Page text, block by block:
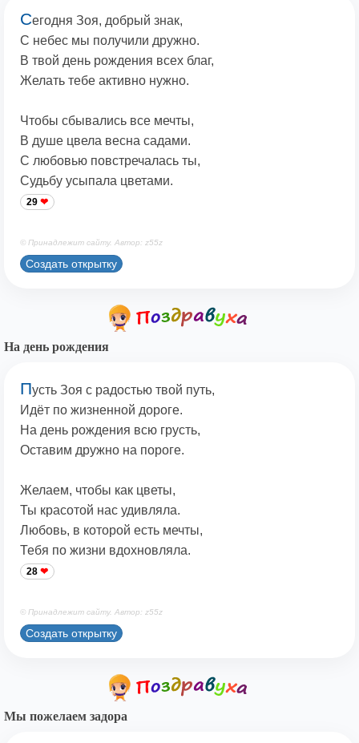
Сегодня Зоя, добрый знак,
С небес мы получили дружно.
В твой день рождения всех благ,
Желать тебе активно нужно.
Чтобы сбывались все мечты,
В душе цвела весна садами.
С любовью повстречалась ты,
Судьбу усыпала цветами.
29
© Принадлежит сайту. Автор: z55z
Создать открытку
На день рождения
Пусть Зоя с радостью твой путь,
Идёт по жизненной дороге.
На день рождения всю грусть,
Оставим дружно на пороге.
Желаем, чтобы как цветы,
Ты красотой нас удивляла.
Любовь, в которой есть мечты,
Тебя по жизни вдохновляла.
28
© Принадлежит сайту. Автор: z55z
Создать открытку
Мы пожелаем задора